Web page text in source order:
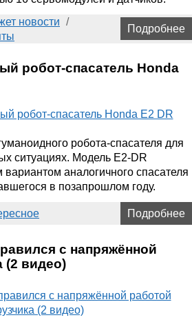
новости /
Подробнее
робот-спасатель Honda
робота-спасателя для
ситуациях. Модель E2-DR
аналогичного спасателя
в позапрошлом году.
Подробнее
с напряжённой
(2 видео)